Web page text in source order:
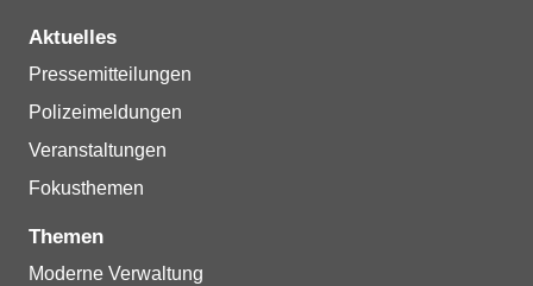
Aktuelles
Pressemitteilungen
Polizeimeldungen
Veranstaltungen
Fokusthemen
Themen
Moderne Verwaltung